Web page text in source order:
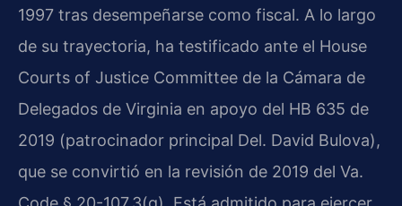
1997 tras desempeñarse como fiscal. A lo largo
de su trayectoria, ha testificado ante el House
Courts of Justice Committee de la Cámara de
Delegados de Virginia en apoyo del HB 635 de
2019 (patrocinador principal Del. David Bulova),
que se convirtió en la revisión de 2019 del Va.